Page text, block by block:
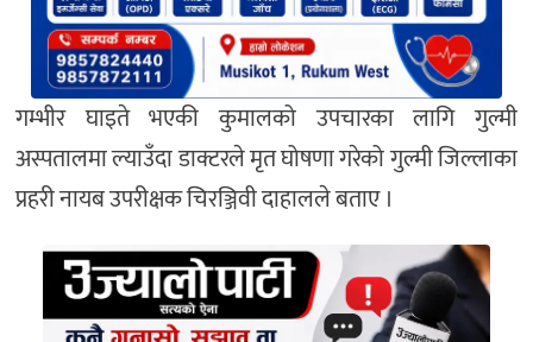
गम्भीर घाइते भएकी कुमालको उपचारका लागि गुल्मी
अस्पतालमा ल्याउँदा डाक्टरले मृत घोषणा गरेको गुल्मी जिल्लाका
प्रहरी नायब उपरीक्षक चिरञ्जिवी दाहालले बताए ।